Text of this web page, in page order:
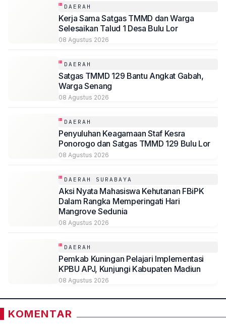
DAERAH
Kerja Sama Satgas TMMD dan Warga
Selesaikan Talud 1 Desa Bulu Lor
08 Agustus 2026
DAERAH
Satgas TMMD 129 Bantu Angkat Gabah,
Warga Senang
08 Agustus 2026
DAERAH
Penyuluhan Keagamaan Staf Kesra
Ponorogo dan Satgas TMMD 129 Bulu Lor
08 Agustus 2026
DAERAH SURABAYA
Aksi Nyata Mahasiswa Kehutanan FBiPK
Dalam Rangka Memperingati Hari
Mangrove Sedunia
08 Agustus 2026
DAERAH
Pemkab Kuningan Pelajari Implementasi
KPBU APJ, Kunjungi Kabupaten Madiun
08 Agustus 2026
KOMENTAR